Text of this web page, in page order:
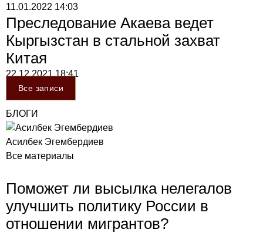
11.01.2022 14:03
Преследование Акаева ведет
Кыргызстан в стальной захват
Китая
22.12.202118:41
Все записи
БЛОГИ
Асилбек Эгембердиев
Все материалы
Поможет ли высылка нелегалов
улучшить политику России в
отношении мигрантов?